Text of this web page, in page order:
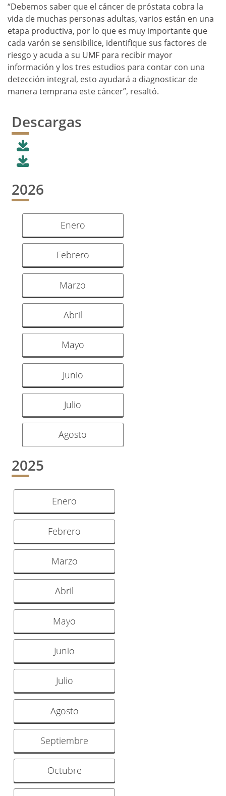
“Debemos saber que el cáncer de próstata cobra la
vida de muchas personas adultas, varios están en una
etapa productiva, por lo que es muy importante que
cada varón se sensibilice, identifique sus factores de
riesgo y acuda a su UMF para recibir mayor
información y los tres estudios para contar con una
detección integral, esto ayudará a diagnosticar de
manera temprana este cáncer”, resaltó.
Descargas
2026
Enero
Febrero
Marzo
Abril
Mayo
Junio
Julio
Agosto
2025
Enero
Febrero
Marzo
Abril
Mayo
Junio
Julio
Agosto
Septiembre
Octubre